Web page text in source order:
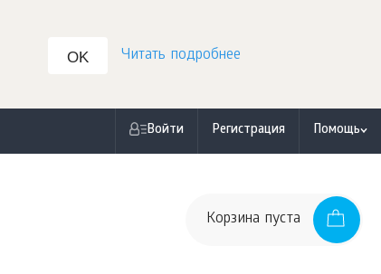
OK Читать подробнее
Войти Регистрация Помощь
Корзина пуста